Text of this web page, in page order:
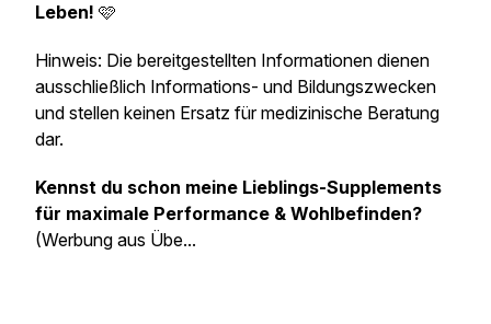
Leben! 🩷
Hinweis: Die bereitgestellten Informationen dienen
ausschließlich Informations- und Bildungszwecken
und stellen keinen Ersatz für medizinische Beratung
dar.
Kennst du schon meine Lieblings-Supplements
für maximale Performance & Wohlbefinden?
(Werbung aus Übe...